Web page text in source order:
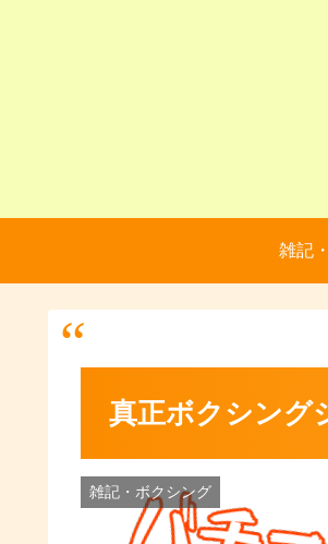
雑記
真正ボクシング
雑記・ボクシング